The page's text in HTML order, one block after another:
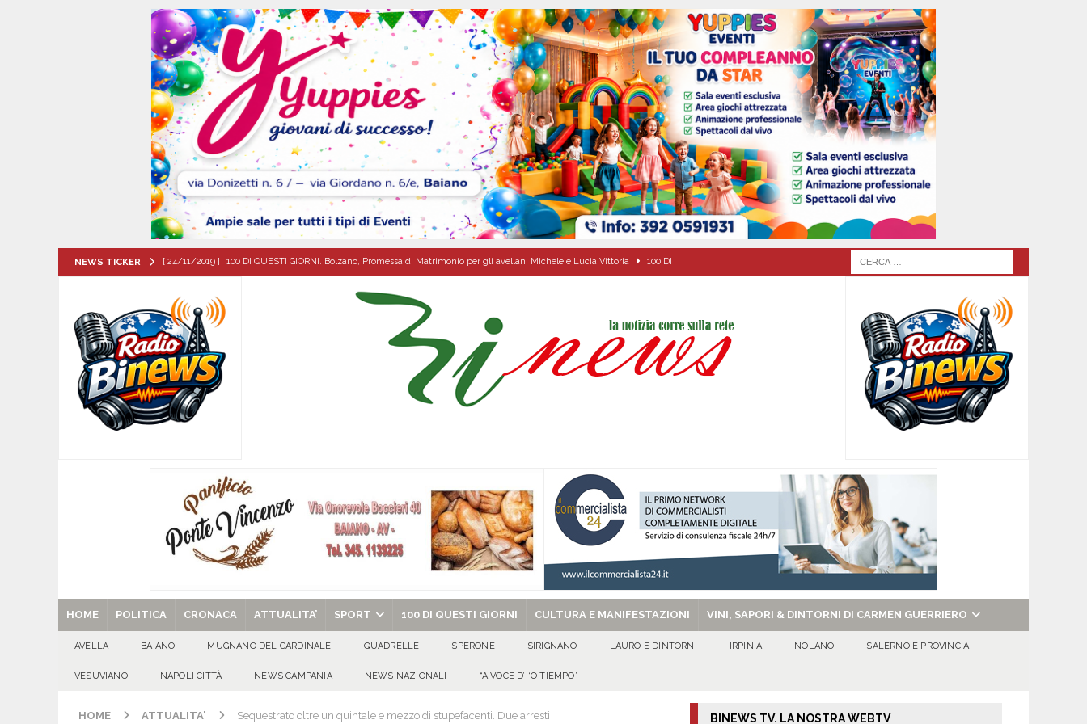
NEWS TICKER [ 24/11/2019 ] 100 DI QUESTI GIORNI. Bolzano, Promessa di Matrimonio per gli avellani Michele e Lucia Vittoria 100 DI
[ 08/08/2026 ] San Gregorio Matese incorona due Napoletane: Elena d’Amico Miss Cinema Campania e Valeria Nettuno Miss
Matese EVIDENZA
[ 08/08/2026 ] POLLENA TROCCHIA (NA). Buoni libro e cedole librarie, al via le domande Scuole ancora protagoniste, anche
sul fronte dell’edilizia scolastica
[ 08/08/2026 ]
CULTURA E MANIFESTAZIONI
[ 08/08/2026 ] Quadrelle in Festa: Tutto pronto per i solenni festeggiamenti in onore di San Giovanni Battista 2026!
EVIDENZA
[ 29/08/2025 ] SANT’Oggi. Venerdì 29 agosto la chiesa celebra il Martirio di san Giovanni Battista e santa Sabina
HOME POLITICA CRONACA ATTUALITA’ SPORT 100 DI QUESTI GIORNI CULTURA E MANIFESTAZIONI VINI, SAPORI & DINTORNI DI CARMEN GUERRIERO
AVELLA BAIANO MUGNANO DEL CARDINALE QUADRELLE SPERONE SIRIGNANO LAURO E DINTORNI IRPINIA NOLANO SALERNO E PROVINCIA
VESUVIANO NAPOLI CITTÀ NEWS CAMPANIA NEWS NAZIONALI “A VOCE D’ ‘O TIEMPO”
HOME ATTUALITA' Sequestrato oltre un quintale e mezzo di stupefacenti. Due arresti BINEWS TV. LA NOSTRA WEBTV